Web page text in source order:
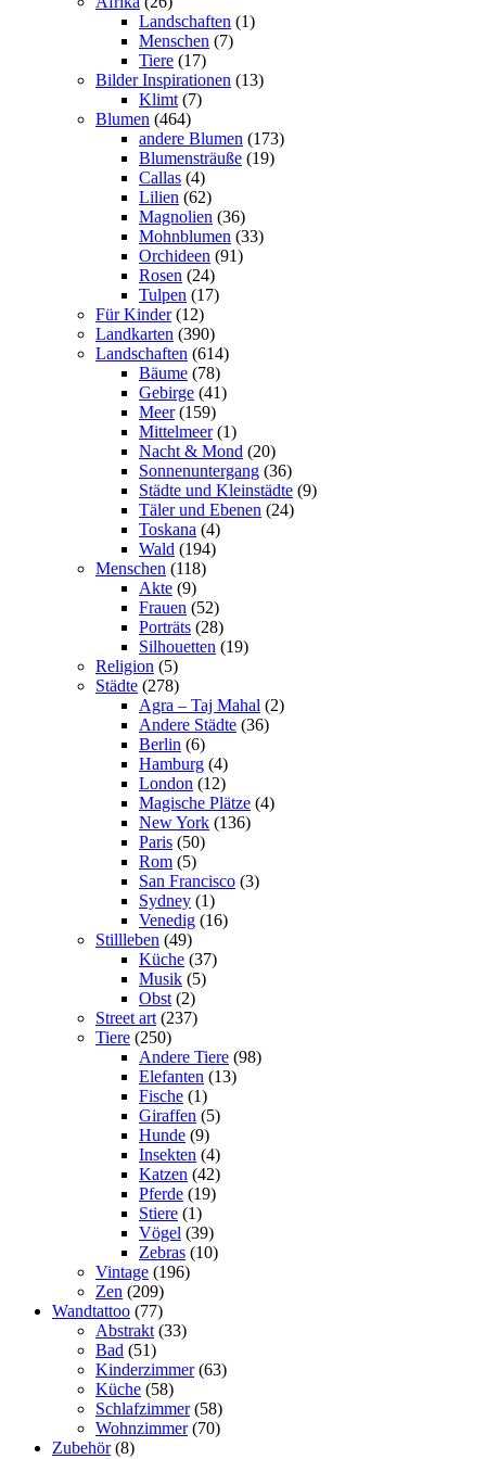
Landschaften (1)
Menschen (7)
Tiere (17)
Bilder Inspirationen (13)
Klimt (7)
Blumen (464)
andere Blumen (173)
Blumensträuße (19)
Callas (4)
Lilien (62)
Magnolien (36)
Mohnblumen (33)
Orchideen (91)
Rosen (24)
Tulpen (17)
Für Kinder (12)
Landkarten (390)
Landschaften (614)
Bäume (78)
Gebirge (41)
Meer (159)
Mittelmeer (1)
Nacht & Mond (20)
Sonnenuntergang (36)
Städte und Kleinstädte (9)
Täler und Ebenen (24)
Toskana (4)
Wald (194)
Menschen (118)
Akte (9)
Frauen (52)
Porträts (28)
Silhouetten (19)
Religion (5)
Städte (278)
Agra – Taj Mahal (2)
Andere Städte (36)
Berlin (6)
Hamburg (4)
London (12)
Magische Plätze (4)
New York (136)
Paris (50)
Rom (5)
San Francisco (3)
Sydney (1)
Venedig (16)
Stillleben (49)
Küche (37)
Musik (5)
Obst (2)
Street art (237)
Tiere (250)
Andere Tiere (98)
Elefanten (13)
Fische (1)
Giraffen (5)
Hunde (9)
Insekten (4)
Katzen (42)
Pferde (19)
Stiere (1)
Vögel (39)
Zebras (10)
Vintage (196)
Zen (209)
Wandtattoo (77)
Abstrakt (33)
Bad (51)
Kinderzimmer (63)
Küche (58)
Schlafzimmer (58)
Wohnzimmer (70)
Zubehör (8)